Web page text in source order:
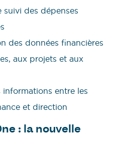
suivi des dépenses
des données financières
aux projets et aux
informations entre les
et direction
: la nouvelle